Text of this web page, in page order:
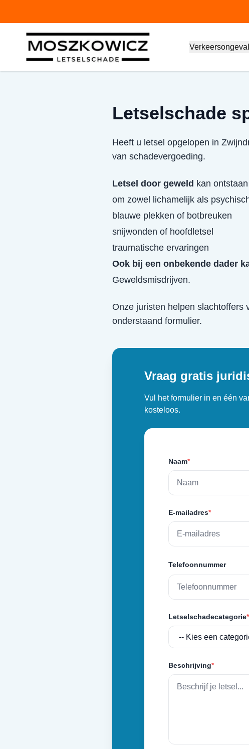
Letselschade
Heeft u letsel opgelopen in
van schadevergoeding.
Letsel door geweld kan
om zowel lichamelijk als
blauwe plekken of botbreuken
snijwonden of hoofdletsel
traumatische ervaringen
Ook bij een onbekende dader
Geweldsmisdrijven.
Onze juristen helpen slachtoffers
onderstaand formulier.
Vraag gratis
Vul het formulier in en één
kosteloos.
Naam*
E-mailadres*
Telefoonnummer
Letselschadecategorie*
Beschrijving*